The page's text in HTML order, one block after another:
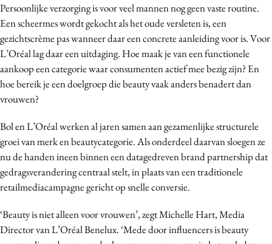
Diversiteit
Effectiviteit
Gedragsverandering
Influencer marketing
Interne communicatie
Martech
Media
Merkstrategie
PR
Programmatic
Purpose Marketing
Reputatie & crisis
Persoonlijke verzorging is voor veel mannen nog geen vaste routine.
Een scheermes wordt gekocht als het oude versleten is, een
gezichtscrème pas wanneer daar een concrete aanleiding voor is. Voor
L’Oréal lag daar een uitdaging. Hoe maak je van een functionele
aankoop een categorie waar consumenten actief mee bezig zijn? En
hoe bereik je een doelgroep die beauty vaak anders benadert dan
vrouwen?
Bol en L’Oréal werken al jaren samen aan gezamenlijke structurele
groei van merk en beautycategorie. Als onderdeel daarvan sloegen ze
nu de handen ineen binnen een datagedreven brand partnership dat
gedragsverandering centraal stelt, in plaats van een traditionele
retailmediacampagne gericht op snelle conversie.
‘Beauty is niet alleen voor vrouwen’, zegt Michelle Hart, Media
Director van L’Oréal Benelux. ‘Mede door influencers is beauty